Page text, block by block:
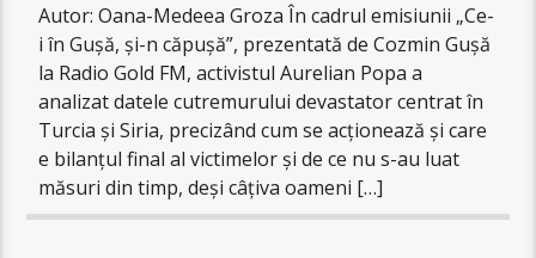
Autor: Oana-Medeea Groza În cadrul emisiunii „Ce-
i în Gușă, și-n căpușă”, prezentată de Cozmin Gușă
la Radio Gold FM, activistul Aurelian Popa a
analizat datele cutremurului devastator centrat în
Turcia și Siria, precizând cum se acționează și care
e bilanțul final al victimelor și de ce nu s-au luat
măsuri din timp, deși câțiva oameni […]